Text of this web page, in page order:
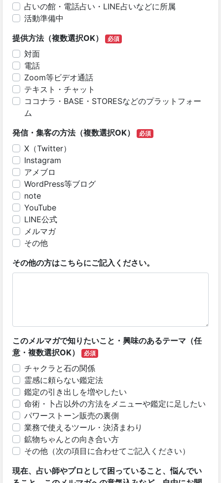
占いの館・電話占い・LINE占いなどに所属
活動準備中
提供方法（複数選択OK）
必須
対面
電話
Zoom等ビデオ通話
テキスト・チャット
ココナラ・BASE・STORESなどのプラットフォー
ム
発信・集客の方法（複数選択OK）
必須
X（Twitter）
Instagram
アメブロ
WordPress等ブログ
note
YouTube
LINE公式
メルマガ
その他
その他の方はこちらにご記入ください。
このメルマガで知りたいこと・興味のあるテーマ（任
意・複数選択OK）
必須
チャクラと石の関係
霊感に頼らない鑑定法
鑑定の引き出しを増やしたい
命術・卜占以外の方法をメニューや鑑定に足したい
パワーストーン販売の裏側
業務で使えるツール・決済まわり
鉱物ちゃんとの向き合い方
その他（次の項目に合わせてご記入ください）
現在、占い師やプロとして困っていること、悩んでい